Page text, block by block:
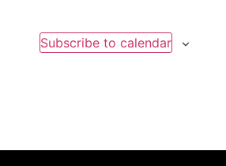
Subscribe to calendar